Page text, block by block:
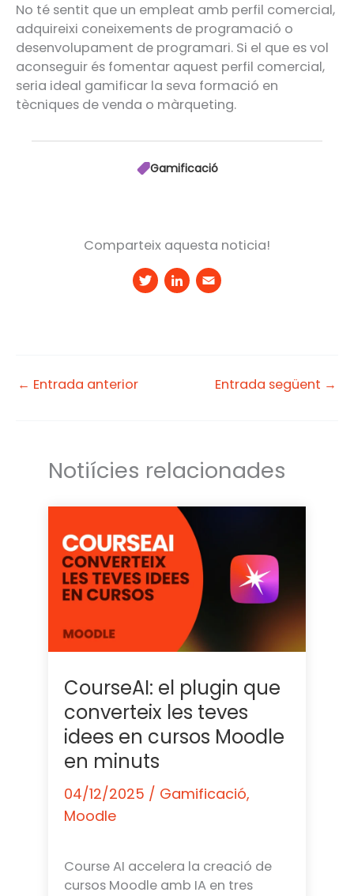
No té sentit que un empleat amb perfil comercial,
adquireixi coneixements de programació o
desenvolupament de programari. Si el que es vol
aconseguir és fomentar aquest perfil comercial,
seria ideal gamificar la seva formació en
tècniques de venda o màrqueting.
Gamificació
Comparteix aquesta noticia!
T Li
← Entrada anterior Entrada següent →
Notiícies relacionades
CourseAI: el plugin que
converteix les teves
idees en cursos Moodle
en minuts
04/12/2025 / Gamificació,
Moodle
Course AI accelera la creació de
cursos Moodle amb IA en tres